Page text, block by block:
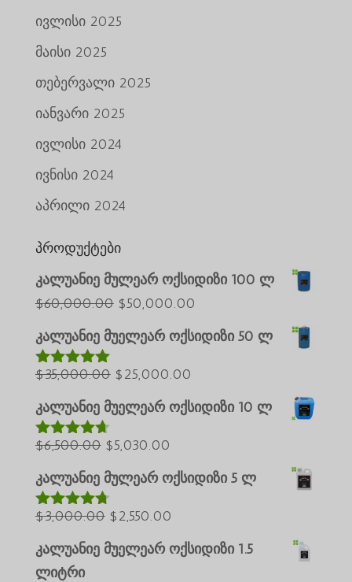
ივლისი 2025
მაისი 2025
თებერვალი 2025
იანვარი 2025
ივლისი 2024
ივნისი 2024
აპრილი 2024
პროდუქტები
კალუანიე მულეარ ოქსიდიზი 100 ლ
$60,000.00 საწყისი
იყო:
$60,000.00.
$50,000.00
ფასია:
$50,000.00.
კალუანიე მუელეარ ოქსიდიზი 50 ლ
შეფასებულ
დან
$35,000.00 საწყისი
იყო:
$35,000.00.
$25,000.00
ფასია:
$25,000.00.
კალუანიე მუელეარ ოქსიდიზი 10 ლ
შეფასებუ
5-დან
$6,500.00 საწყისი
ფასი
იყო:
$6,500.00.
$5,030.00
ფასია:
$5,030.00.
კალუანიე მულეარ ოქსიდიზი 5 ლ
შეფასებუ
5-დან
$3,000.00 საწყისი
ფასი
იყო:
$2,550.00
ფასია:
$2,550.00.
კალუანიე მუელეარ ოქსიდიზი 1.5
ლიტრი
Қазақ тілі
ភាសាខ្មែរ
العربية
Azərbaycan dili